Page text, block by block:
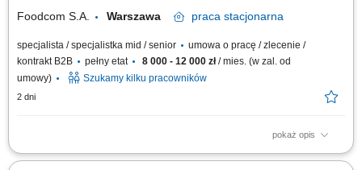
Foodcom S.A. Warszawa praca stacjonarna
specjalista / specjalistka mid / senior
umowa o pracę / zlecenie /
kontrakt B2B
pełny etat 8 000 - 12 000 zł/ mies. (w zal. od
umowy)
Szukamy kilku pracowników
2 dni
pokaż opis
Zadania: Pozyskiwanie nowych partnerów biznesowych w branżach